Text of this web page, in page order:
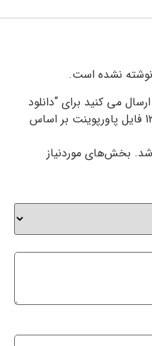
نشده است.
می کنید برای “دانلود
جزوه آناتومی عمومی ppt شامل 12 فایل پاورپوینت بر اساس
بخش‌های موردنیاز